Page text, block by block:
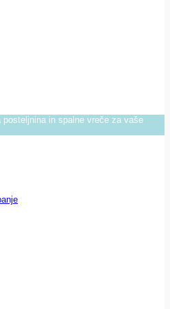
in spalne vreče za vaše